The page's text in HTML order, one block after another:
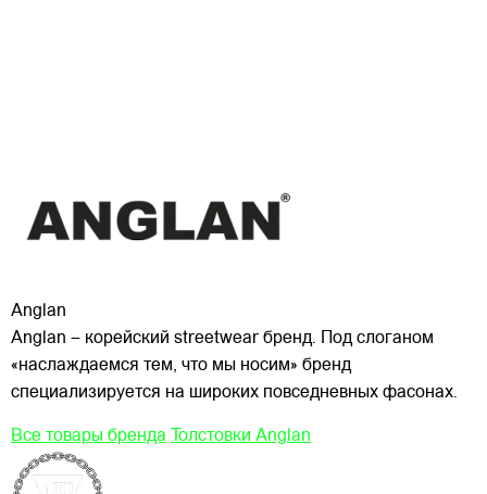
Anglan
Anglan – корейский streetwear бренд. Под слоганом
«наслаждаемся тем, что мы носим» бренд
специализируется на широких повседневных фасонах.
Все товары бренда Толстовки Anglan